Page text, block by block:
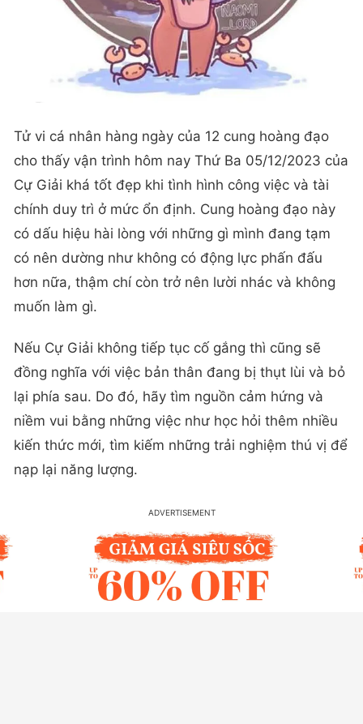
Tử vi cá nhân hàng ngày của 12 cung hoàng đạo
cho thấy vận trình hôm nay Thứ Ba 05/12/2023 của
Cự Giải khá tốt đẹp khi tình hình công việc và tài
chính duy trì ở mức ổn định. Cung hoàng đạo này
có dấu hiệu hài lòng với những gì mình đang tạm
có nên dường như không có động lực phấn đấu
hơn nữa, thậm chí còn trở nên lười nhác và không
muốn làm gì.
Nếu Cự Giải không tiếp tục cố gắng thì cũng sẽ
đồng nghĩa với việc bản thân đang bị thụt lùi và bỏ
lại phía sau. Do đó, hãy tìm nguồn cảm hứng và
niềm vui bằng những việc như học hỏi thêm nhiều
kiến thức mới, tìm kiếm những trải nghiệm thú vị để
nạp lại năng lượng.